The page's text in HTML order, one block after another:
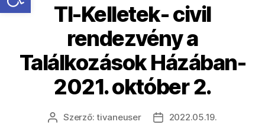
TI-Kelletek- civil
rendezvény a
Találkozások Házában-
2021. október 2.
Bejegyzés
Szerző:tivaneuser
Bejegyzés
2022.05.19.